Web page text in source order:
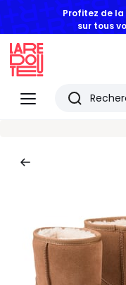
Profitez de
sur tous
Menu
Redoute